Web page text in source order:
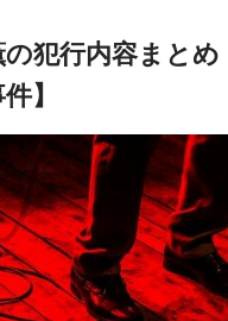
犯行内容まとめ
】